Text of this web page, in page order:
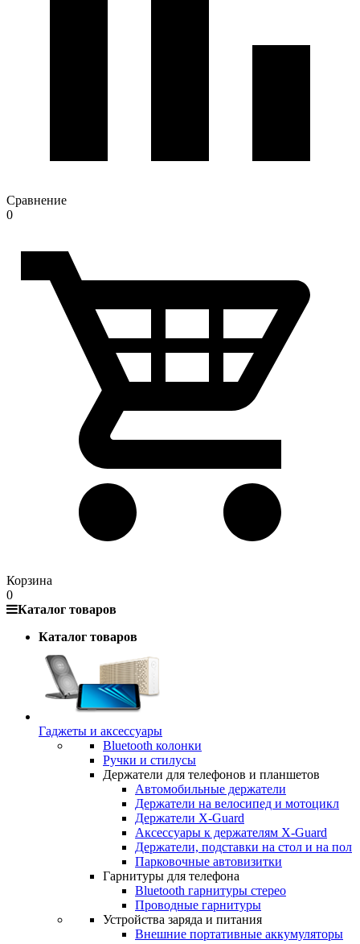
Сравнение
0
Корзина
0
Каталог товаров
Каталог товаров
Гаджеты и аксессуары
Bluetooth колонки
Ручки и стилусы
Держатели для телефонов и планшетов
Автомобильные держатели
Держатели на велосипед и мотоцикл
Держатели X-Guard
Аксессуары к держателям X-Guard
Держатели, подставки на стол и на пол
Парковочные автовизитки
Гарнитуры для телефона
Bluetooth гарнитуры стерео
Проводные гарнитуры
Устройства заряда и питания
Внешние портативные аккумуляторы